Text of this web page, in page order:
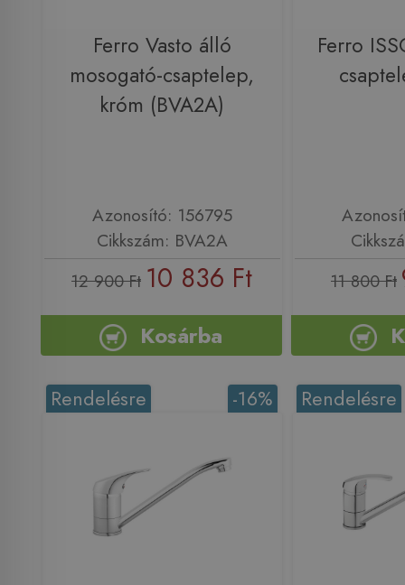
Ferro Vasto álló
mosogató-csaptelep,
króm (BVA2A)
Azonosító: 156795
Cikkszám: BVA2A
12 900 Ft 10 836 Ft
Kosárba
Ferro
11 800 Ft
-16%
Rendelésre Rendelésre